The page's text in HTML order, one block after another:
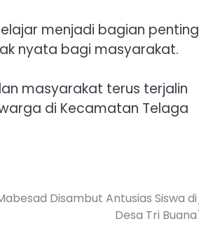
menjadi bagian penting
nyata bagi masyarakat.
masyarakat terus terjalin
di Kecamatan Telaga
Disambut Antusias Siswa di
Desa Tri Buana